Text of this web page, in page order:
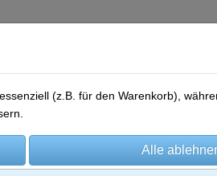
Kontakt
(z.B. für den Warenkorb),